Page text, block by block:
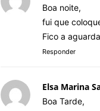
Boa noite,
fui que
Fico a
Responder
Elsa Marina
Boa Tarde,